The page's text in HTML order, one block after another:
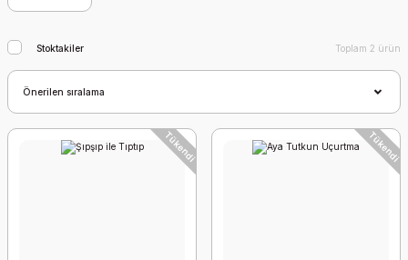
Stoktakiler Toplam 2 ürün
Tükendi Tükendi